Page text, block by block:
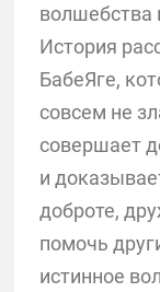
волшебства
История
БабеЯге,
совсем не
совершает
и
доброте,
помочь
истинное